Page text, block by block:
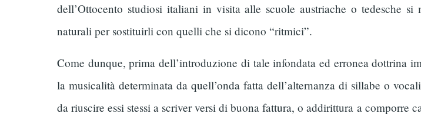
dell’Ottocento studiosi italiani in visita alle scuole austriache o tedesche
naturali per sostituirli con quelli che si dicono “ritmici”.
Come dunque, prima dell’introduzione di tale infondata ed erronea dottrina
la musicalità determinata da quell’onda fatta dell’alternanza di sillabe o
da riuscire essi stessi a scriver versi di buona fattura, o addirittura a